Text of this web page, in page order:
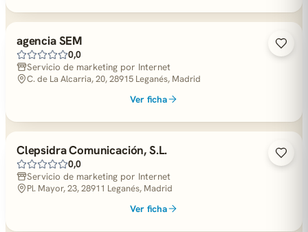
agencia SEM
0,0
Servicio de marketing por Internet
C. de La Alcarria, 20, 28915 Leganés, Madrid
Ver ficha
Clepsidra Comunicación, S.L.
0,0
Servicio de marketing por Internet
Pl. Mayor, 23, 28911 Leganés, Madrid
Ver ficha